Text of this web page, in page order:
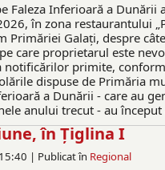
Faleza Inferioară a Dunării
în zona restaurantului
Primăriei Galaţi, despre
care proprietarul este
notificărilor primite,
dispuse de Primăria
a Dunării - care au
anului trecut - au început
în Ţiglina I
| Publicat în Regional